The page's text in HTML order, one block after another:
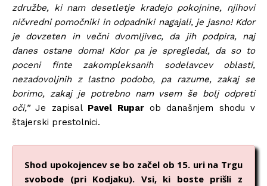
združbe, ki nam desetletje kradejo pokojnine, njihovi
ničvredni pomočniki in odpadniki nagajali, je jasno! Kdor
je dovzeten in večni dvomljivec, da jih podpira, naj
danes ostane doma! Kdor pa je spregledal, da so to
poceni finte zakompleksanih sodelavcev oblasti,
nezadovoljnih z lastno podobo, pa razume, zakaj se
borimo, zakaj je potrebno nam vsem še bolj odpreti
oči,”Je zapisal Pavel Ruparob današnjem shodu v
štajerski prestolnici.
Shod upokojencev se bo začel ob 15. uri na Trgu
svobode (pri Kodjaku). Vsi, ki boste prišli z